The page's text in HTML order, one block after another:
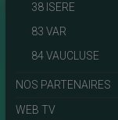
38 ISERE
83 VAR
84 VAUCLUSE
NOS PARTENAIRES
WEB TV